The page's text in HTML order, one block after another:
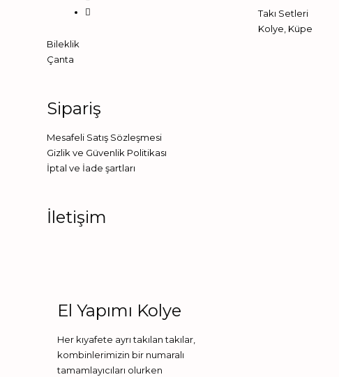
Takı Setleri
Kolye, Küpe
Bileklik
Çanta
Sipariş
Mesafeli Satış Sözleşmesi
Gizlik ve Güvenlik Politikası
İptal ve İade şartları
İletişim
El Yapımı Kolye
Her kıyafete ayrı takılan takılar,
kombinlerimizin bir numaralı
tamamlayıcıları olurken